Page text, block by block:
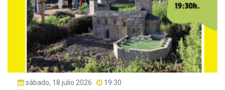
sábado, 18 julio 2026
19:30